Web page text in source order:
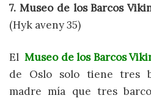
7. Museo de los Barcos
(Hyk aveny 35)
El Museo de los Barcos
de Oslo solo tiene tres
madre mía que tres